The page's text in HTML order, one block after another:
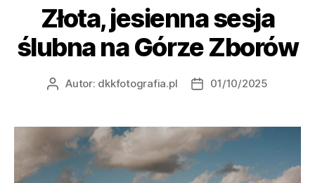
Złota, jesienna sesja
ślubna na Górze Zborów
Autor: dkkfotografia.pl 01/10/2025